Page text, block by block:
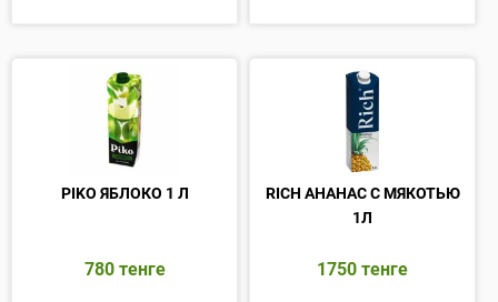
PIKO ЯБЛОКО 1 Л
780 тенге
RICH АНАНАС С МЯКОТЬЮ
1Л
1750 тенге